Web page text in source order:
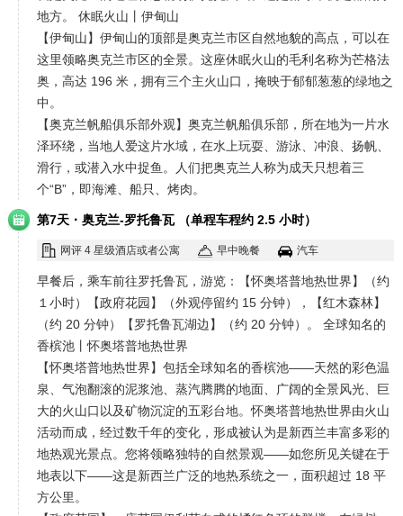
地方。 休眠火山丨伊甸山
【伊甸山】伊甸山的顶部是奥克兰市区自然地貌的高点，可以在
这里领略奥克兰市区的全景。这座休眠火山的毛利名称为芒格法
奥，高达 196 米，拥有三个主火山口，掩映于郁郁葱葱的绿地之
中。
【奥克兰帆船俱乐部外观】奥克兰帆船俱乐部，所在地为一片水
泽环绕，当地人爱这片水域，在水上玩耍、游泳、冲浪、扬帆、
滑行，或潜入水中捉鱼。人们把奥克兰人称为成天只想着三
个“B”，即海滩、船只、烤肉。
第7天 · 奥克兰-罗托鲁瓦 （单程车程约 2.5 小时）
网评 4 星级酒店或者公寓 早中晚餐 汽车
早餐后，乘车前往罗托鲁瓦，游览：【怀奥塔普地热世界】（约
１小时）【政府花园】（外观停留约 15 分钟），【红木森林】
（约 20 分钟）【罗托鲁瓦湖边】（约 20 分钟）。 全球知名的
香槟池丨怀奥塔普地热世界
【怀奥塔普地热世界】包括全球知名的香槟池——天然的彩色温
泉、气泡翻滚的泥浆池、蒸汽腾腾的地面、广阔的全景风光、巨
大的火山口以及矿物沉淀的五彩台地。怀奥塔普地热世界由火山
活动而成，经过数千年的变化，形成被认为是新西兰丰富多彩的
地热观光景点。您将领略独特的自然景观——如您所见关键在于
地表以下——这是新西兰广泛的地热系统之一，面积超过 18 平
方公里。